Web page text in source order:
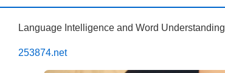
Language Intelligence and Word Understanding
253874.net